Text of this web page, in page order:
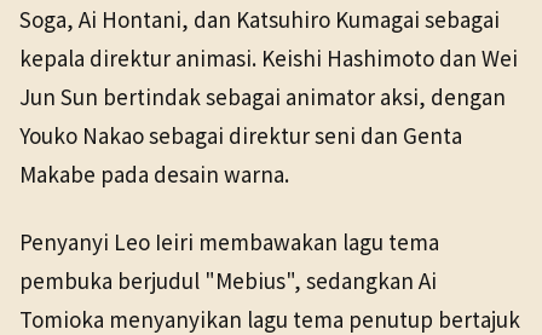
Soga, Ai Hontani, dan Katsuhiro Kumagai sebagai
kepala direktur animasi. Keishi Hashimoto dan Wei
Jun Sun bertindak sebagai animator aksi, dengan
Youko Nakao sebagai direktur seni dan Genta
Makabe pada desain warna.
Penyanyi Leo Ieiri membawakan lagu tema
pembuka berjudul "Mebius", sedangkan Ai
Tomioka menyanyikan lagu tema penutup bertajuk